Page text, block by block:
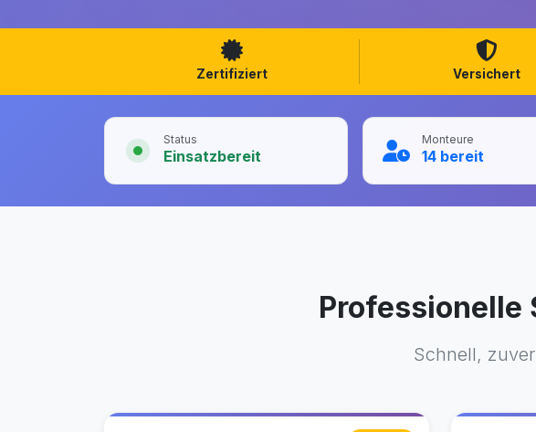
Zertifiziert Versichert
Status
Einsatzbereit
Monteure
14 bereit
Professionelle
Schnell,